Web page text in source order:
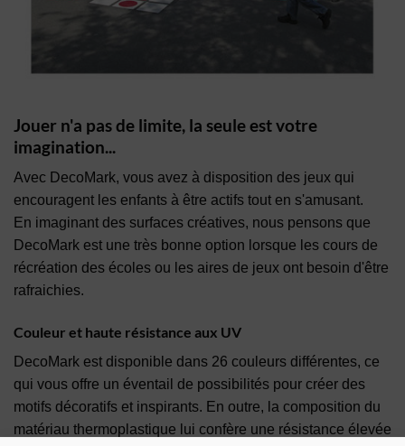
Jouer n'a pas de limite, la seule est votre
imagination...
Avec DecoMark, vous avez à disposition des jeux qui
encouragent les enfants à être actifs tout en s'amusant.
En imaginant des surfaces créatives, nous pensons que
DecoMark est une très bonne option lorsque les cours de
récréation des écoles ou les aires de jeux ont besoin d'être
rafraichies.
Couleur et haute résistance aux UV
DecoMark est disponible dans 26 couleurs différentes, ce
qui vous offre un éventail de possibilités pour créer des
motifs décoratifs et inspirants. En outre, la composition du
matériau thermoplastique lui confère une résistance élevée